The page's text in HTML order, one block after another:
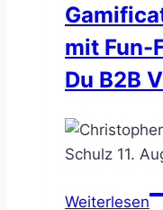
mit Fun-
Du B2B
Schulz 11.
Weiterlesen